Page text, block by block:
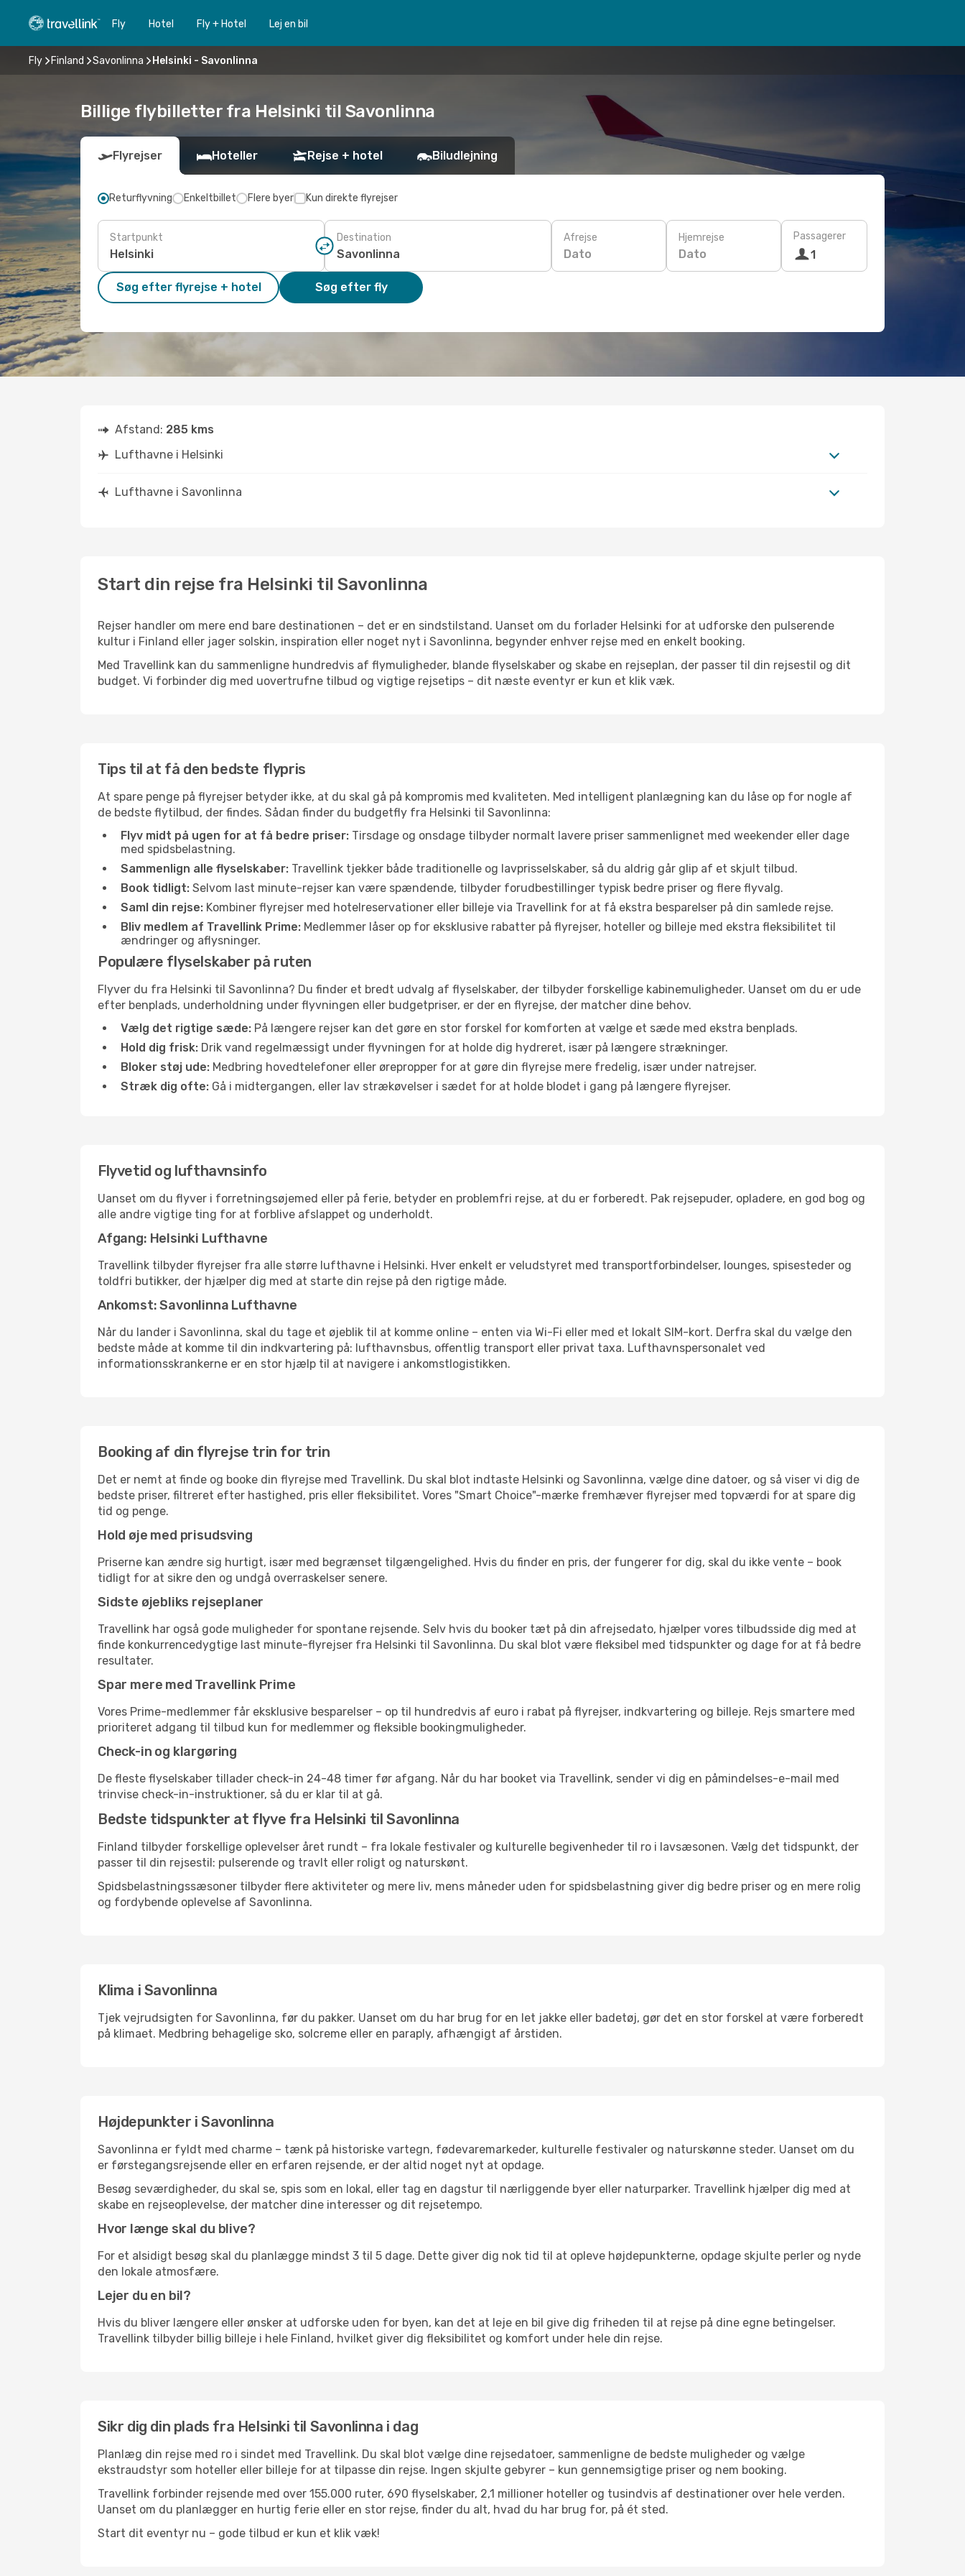
Fly Hotel Fly + Hotel Lej en bil
Fly Finland Savonlinna Helsinki - Savonlinna
Billige flybilletter fra Helsinki til Savonlinna
Flyrejser Hoteller Rejse + hotel Biludlejning
Returflyvning Enkeltbillet Flere byer Kun direkte flyrejser
Startpunkt Destination Afrejse
Dato
Hjemrejse
Dato
Passagerer
1
Søg efter flyrejse + hotel Søg efter fly
Afstand: 285 kms
Lufthavne i Helsinki
Lufthavne i Savonlinna
Start din rejse fra Helsinki til Savonlinna
Rejser handler om mere end bare destinationen – det er en sindstilstand. Uanset om du forlader Helsinki for at udforske den pulserende
kultur i Finland eller jager solskin, inspiration eller noget nyt i Savonlinna, begynder enhver rejse med en enkelt booking.
Med Travellink kan du sammenligne hundredvis af flymuligheder, blande flyselskaber og skabe en rejseplan, der passer til din rejsestil og dit
budget. Vi forbinder dig med uovertrufne tilbud og vigtige rejsetips – dit næste eventyr er kun et klik væk.
Tips til at få den bedste flypris
At spare penge på flyrejser betyder ikke, at du skal gå på kompromis med kvaliteten. Med intelligent planlægning kan du låse op for nogle af
de bedste flytilbud, der findes. Sådan finder du budgetfly fra Helsinki til Savonlinna:
Flyv midt på ugen for at få bedre priser: Tirsdage og onsdage tilbyder normalt lavere priser sammenlignet med weekender eller dage
med spidsbelastning.
Sammenlign alle flyselskaber: Travellink tjekker både traditionelle og lavprisselskaber, så du aldrig går glip af et skjult tilbud.
Book tidligt: Selvom last minute-rejser kan være spændende, tilbyder forudbestillinger typisk bedre priser og flere flyvalg.
Saml din rejse: Kombiner flyrejser med hotelreservationer eller billeje via Travellink for at få ekstra besparelser på din samlede rejse.
Bliv medlem af Travellink Prime: Medlemmer låser op for eksklusive rabatter på flyrejser, hoteller og billeje med ekstra fleksibilitet til
ændringer og aflysninger.
Populære flyselskaber på ruten
Flyver du fra Helsinki til Savonlinna? Du finder et bredt udvalg af flyselskaber, der tilbyder forskellige kabinemuligheder. Uanset om du er ude
efter benplads, underholdning under flyvningen eller budgetpriser, er der en flyrejse, der matcher dine behov.
Vælg det rigtige sæde: På længere rejser kan det gøre en stor forskel for komforten at vælge et sæde med ekstra benplads.
Hold dig frisk: Drik vand regelmæssigt under flyvningen for at holde dig hydreret, især på længere strækninger.
Bloker støj ude: Medbring hovedtelefoner eller ørepropper for at gøre din flyrejse mere fredelig, især under natrejser.
Stræk dig ofte: Gå i midtergangen, eller lav strækøvelser i sædet for at holde blodet i gang på længere flyrejser.
Flyvetid og lufthavnsinfo
Uanset om du flyver i forretningsøjemed eller på ferie, betyder en problemfri rejse, at du er forberedt. Pak rejsepuder, opladere, en god bog og
alle andre vigtige ting for at forblive afslappet og underholdt.
Afgang: Helsinki Lufthavne
Travellink tilbyder flyrejser fra alle større lufthavne i Helsinki. Hver enkelt er veludstyret med transportforbindelser, lounges, spisesteder og
toldfri butikker, der hjælper dig med at starte din rejse på den rigtige måde.
Ankomst: Savonlinna Lufthavne
Når du lander i Savonlinna, skal du tage et øjeblik til at komme online – enten via Wi-Fi eller med et lokalt SIM-kort. Derfra skal du vælge den
bedste måde at komme til din indkvartering på: lufthavnsbus, offentlig transport eller privat taxa. Lufthavnspersonalet ved
informationsskrankerne er en stor hjælp til at navigere i ankomstlogistikken.
Booking af din flyrejse trin for trin
Det er nemt at finde og booke din flyrejse med Travellink. Du skal blot indtaste Helsinki og Savonlinna, vælge dine datoer, og så viser vi dig de
bedste priser, filtreret efter hastighed, pris eller fleksibilitet. Vores "Smart Choice"-mærke fremhæver flyrejser med topværdi for at spare dig
tid og penge.
Hold øje med prisudsving
Priserne kan ændre sig hurtigt, især med begrænset tilgængelighed. Hvis du finder en pris, der fungerer for dig, skal du ikke vente – book
tidligt for at sikre den og undgå overraskelser senere.
Sidste øjebliks rejseplaner
Travellink har også gode muligheder for spontane rejsende. Selv hvis du booker tæt på din afrejsedato, hjælper vores tilbudsside dig med at
finde konkurrencedygtige last minute-flyrejser fra Helsinki til Savonlinna. Du skal blot være fleksibel med tidspunkter og dage for at få bedre
resultater.
Spar mere med Travellink Prime
Vores Prime-medlemmer får eksklusive besparelser – op til hundredvis af euro i rabat på flyrejser, indkvartering og billeje. Rejs smartere med
prioriteret adgang til tilbud kun for medlemmer og fleksible bookingmuligheder.
Check-in og klargøring
De fleste flyselskaber tillader check-in 24-48 timer før afgang. Når du har booket via Travellink, sender vi dig en påmindelses-e-mail med
trinvise check-in-instruktioner, så du er klar til at gå.
Bedste tidspunkter at flyve fra Helsinki til Savonlinna
Finland tilbyder forskellige oplevelser året rundt – fra lokale festivaler og kulturelle begivenheder til ro i lavsæsonen. Vælg det tidspunkt, der
passer til din rejsestil: pulserende og travlt eller roligt og naturskønt.
Spidsbelastningssæsoner tilbyder flere aktiviteter og mere liv, mens måneder uden for spidsbelastning giver dig bedre priser og en mere rolig
og fordybende oplevelse af Savonlinna.
Klima i Savonlinna
Tjek vejrudsigten for Savonlinna, før du pakker. Uanset om du har brug for en let jakke eller badetøj, gør det en stor forskel at være forberedt
på klimaet. Medbring behagelige sko, solcreme eller en paraply, afhængigt af årstiden.
Højdepunkter i Savonlinna
Savonlinna er fyldt med charme – tænk på historiske vartegn, fødevaremarkeder, kulturelle festivaler og naturskønne steder. Uanset om du
er førstegangsrejsende eller en erfaren rejsende, er der altid noget nyt at opdage.
Besøg seværdigheder, du skal se, spis som en lokal, eller tag en dagstur til nærliggende byer eller naturparker. Travellink hjælper dig med at
skabe en rejseoplevelse, der matcher dine interesser og dit rejsetempo.
Hvor længe skal du blive?
For et alsidigt besøg skal du planlægge mindst 3 til 5 dage. Dette giver dig nok tid til at opleve højdepunkterne, opdage skjulte perler og nyde
den lokale atmosfære.
Lejer du en bil?
Hvis du bliver længere eller ønsker at udforske uden for byen, kan det at leje en bil give dig friheden til at rejse på dine egne betingelser.
Travellink tilbyder billig billeje i hele Finland, hvilket giver dig fleksibilitet og komfort under hele din rejse.
Sikr dig din plads fra Helsinki til Savonlinna i dag
Planlæg din rejse med ro i sindet med Travellink. Du skal blot vælge dine rejsedatoer, sammenligne de bedste muligheder og vælge
ekstraudstyr som hoteller eller billeje for at tilpasse din rejse. Ingen skjulte gebyrer – kun gennemsigtige priser og nem booking.
Travellink forbinder rejsende med over 155.000 ruter, 690 flyselskaber, 2,1 millioner hoteller og tusindvis af destinationer over hele verden.
Uanset om du planlægger en hurtig ferie eller en stor rejse, finder du alt, hvad du har brug for, på ét sted.
Start dit eventyr nu – gode tilbud er kun et klik væk!